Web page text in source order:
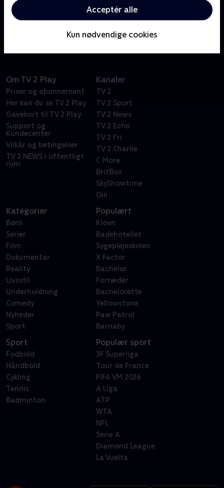
Acceptér alle
Kun nødvendige cookies
drømmehjemmene for helt almindelige mennesker.
Følg deres eventyr og hårde arbejde, når de realiserer
deres drømme om alt fra vinkældre til nye haveanlæg
Om TV 2 Play
Priser og abonnement
Her kan du se TV 2 Play
Gavekort til TV 2 Play
Support og
Kundecenter
Vilkår og betingelser
TV 2 NEWS i offentligt
rum
Kanaler
TV 2
TV 2 Sport
TV 2 News
TV 2 Echo
TV 2 Fri
TV 2 Charlie
C More
BritBox
SkyShowtime
Oiii
Kategorier
Børn
Serier
Film
Dokumentar
Reality
Livsstil
Underholdning
Comedy
Nyheder
Sport
Populært
Klovn
Badehotellet
Sygeplejeskolen
X Factor
Bachelor
Forræder
Bachelorette
Yellowstone
Paw Patrol
Barnaby
Sport
Fodbold
Håndbold
Cykling
Tennis
Badminton
Populær sport
3F Superliga
Tour de France
FIFA VM 2026
A Liga
ATP
WTA
NFL
Serie A
Diamond League
La Vuelta